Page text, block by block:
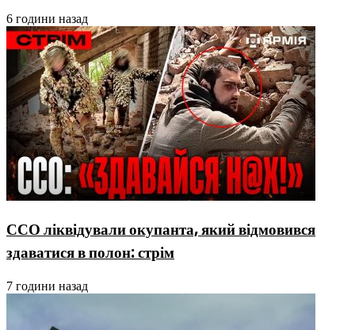
6 години назад
ССО ліквідували окупанта, який відмовився
здаватися в полон: стрім
7 години назад